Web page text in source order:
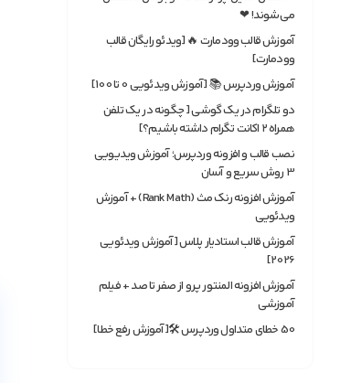
می‌شوند! ❤
آموزش قالب وودمارت 🔥 [ویدئو رایگان قالب
وودمارت]
آموزش وردپرس 📚 [آموزش ویدئویی 0 تا 100]
دو تلگرام در یک گوشی [ چگونه در یک تلفن
همراه ۲ اکانت تگرام داشته باشیم؟]
نصب قالب و افزونه وردپرس؛ آموزش ویدیویی
3 روش سریع و آسان
آموزش افزونه رنک مث (Rank Math) + آموزش
ویدئویی
آموزش قالب استادیار پلاس [آموزش ویدئویی
2026]
آموزش افزونه المنتور پرو از صفر تا صد + فیلم
آموزشی
50 خطای متداول وردپرس 🛠[آموزش رفع خطا]